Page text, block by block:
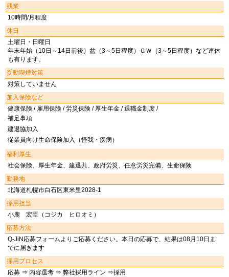
残業
10時間/月程度
休日
土曜日・日曜日
年末年始（10日～14日前後）盆（3～5日程度）ＧＷ（3～5日程度）など連休
も有ります。
受動喫煙対策
対策していません
加入保険など
健康保険 / 雇用保険 / 労災保険 / 厚生年金 / 退職金制度 /
補足事項
建退協加入
従業員向け生命保険加入（怪我・疾病）
福利厚生
社会保険、厚生年金、建退共、政府労災、任意労災完備、生命保険
勤務地
北海道札幌市白石区東米里2028-1
採用担当
小鹿 宏臣（コジカ ヒロオミ）
応募方法
Q-JiN応募フォームよりご応募ください。本日の応募で、結果は08月10日ま
でに届きます
採用プロセス
応募 ⇒ 内容選考 ⇒ 弊社採用ライン ⇒採用